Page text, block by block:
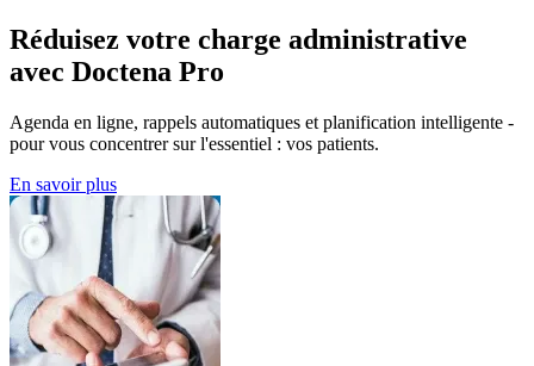
Réduisez votre charge administrative
avec Doctena Pro
Agenda en ligne, rappels automatiques et planification intelligente -
pour vous concentrer sur l'essentiel : vos patients.
En savoir plus